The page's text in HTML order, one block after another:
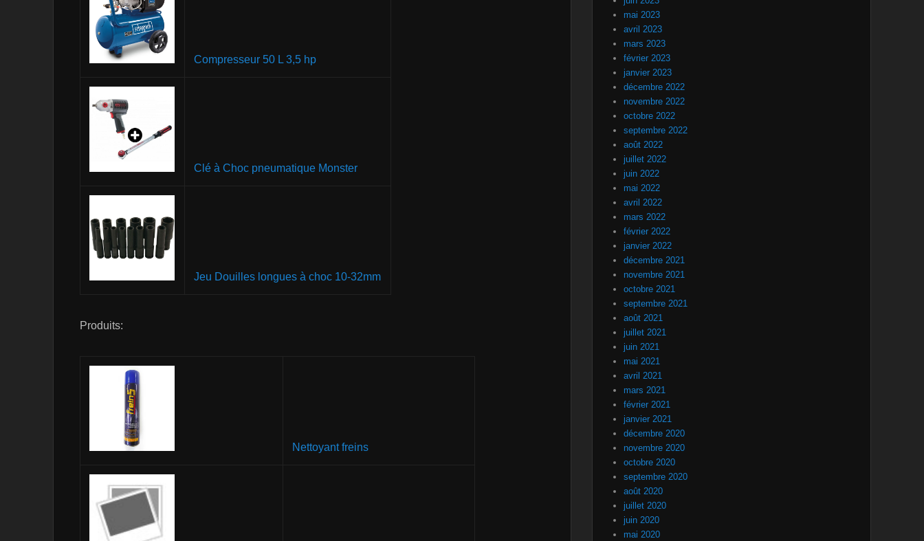
Compresseur 50 L 3,5 hp
Clé à Choc pneumatique Monster
Jeu Douilles longues à choc 10-32mm
Produits:
Nettoyant freins
mai 2023
avril 2023
mars 2023
février 2023
janvier 2023
décembre 2022
novembre 2022
octobre 2022
septembre 2022
août 2022
juillet 2022
juin 2022
mai 2022
avril 2022
mars 2022
février 2022
janvier 2022
décembre 2021
novembre 2021
octobre 2021
septembre 2021
août 2021
juillet 2021
juin 2021
mai 2021
avril 2021
mars 2021
février 2021
janvier 2021
décembre 2020
novembre 2020
octobre 2020
septembre 2020
août 2020
juillet 2020
juin 2020
mai 2020